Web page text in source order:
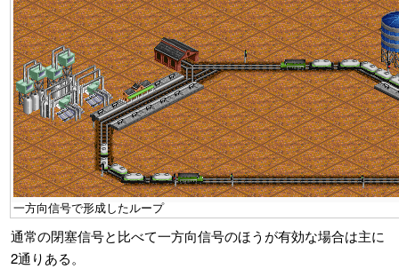
一方向信号で形成したループ
通常の閉塞信号と比べて一方向信号のほうが有効な場合は主に
2通りある。